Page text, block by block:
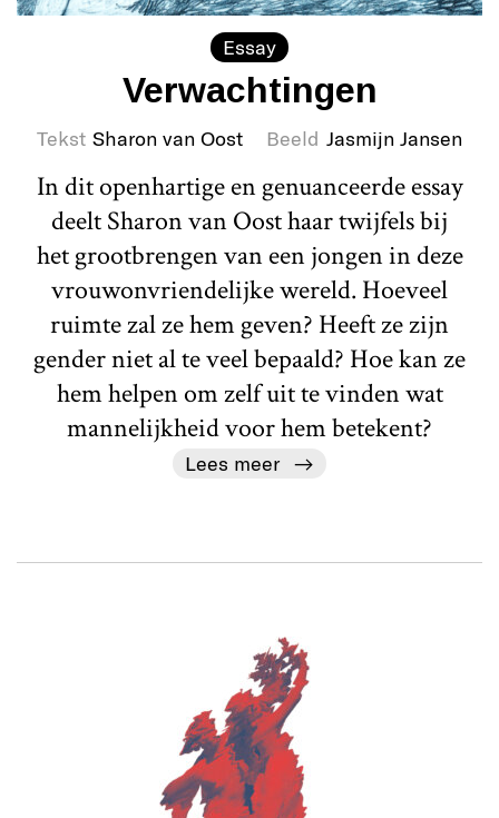
Essay
Verwachtingen
Tekst Sharon van Oost Beeld Jasmijn Jansen
In dit openhartige en genuanceerde essay
deelt Sharon van Oost haar twijfels bij
het grootbrengen van een jongen in deze
vrouwonvriendelijke wereld. Hoeveel
ruimte zal ze hem geven? Heeft ze zijn
gender niet al te veel bepaald? Hoe kan ze
hem helpen om zelf uit te vinden wat
mannelijkheid voor hem betekent?
Lees meer